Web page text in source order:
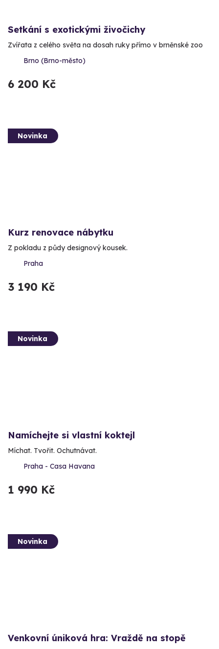
Setkání s exotickými živočichy
Zvířata z celého světa na dosah ruky přímo v brněnské zoo
Brno (Brno-město)
6 200 Kč
Novinka
Kurz renovace nábytku
Z pokladu z půdy designový kousek.
Praha
3 190 Kč
Novinka
Namíchejte si vlastní koktejl
Míchat. Tvořit. Ochutnávat.
Praha - Casa Havana
1 990 Kč
Novinka
Venkovní úniková hra: Vraždě na stopě